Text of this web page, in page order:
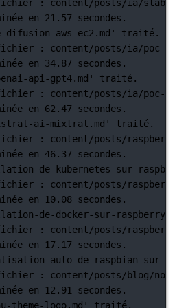
:
content/posts/ia/stable-
en 21.57
secondes.
aws-ec2.md'
traité.
:
content/posts/ia/poc-
en 34.87
secondes.
api-gpt4.md'
traité.
:
content/posts/ia/poc-
en 62.47
secondes.
ai-mixtral.md'
traité.
:
content/posts/
en 46.37
secondes.
de-kubernetes-sur-
:
content/posts/
en 10.08 secondes.
de-docker-sur-raspberry-
:
content/posts/
en 17.17
secondes.
auto-de-raspbian-sur-
:
content/posts/blog/
en 12.91
secondes.
theme-logo.md'
traité.